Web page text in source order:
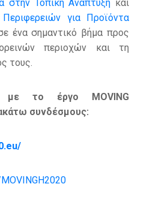
στην Τοπική Ανάπτυξη και
για Προϊόντα
ένα σημαντικό βήμα προς
περιοχών και τη
τους.
με το έργο MOVING
συνδέσμους: